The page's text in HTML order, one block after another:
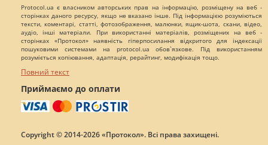
Protocol.ua є власником авторських прав на інформацію, розміщену на веб -
сторінках даного ресурсу, якщо не вказано інше. Під інформацією розуміються
тексти, коментарі, статті, фотозображення, малюнки, ящик-шота, скани, відео,
аудіо, інші матеріали. При використанні матеріалів, розміщених на веб -
сторінках «Протокол» наявність гіперпосилання відкритого для індексації
пошуковими системами на protocol.ua обов`язкове. Під використанням
розуміється копіювання, адаптація, рерайтинг, модифікація тощо.
Повний текст
Приймаємо до оплати
Copyright © 2014-2026 «Протокол». Всі права захищені.